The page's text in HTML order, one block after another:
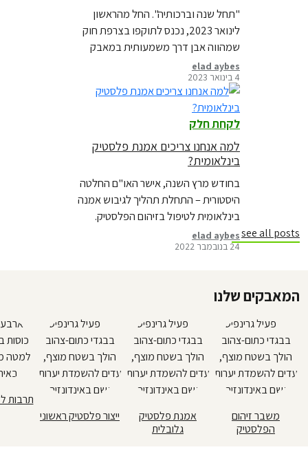
"תחל שנה וברכותיה". החל מהראשון
לינואר 2023, נכנס לתוקפו בצרפת חוק
שמהווה אבן דרך משמעותית במאבק
הגלובלי נגד זיהום פלסטיק.החוק הזה
מתווסף לשורה ארוכה של חוקים
שמבקשים להילחם בזיהום הפלסטיק בכל
רחבי העולם
elad aybes
4 בינואר 2023
לקחת חלק
למה אנחנו צריכים אמנת פלסטיק
בינלאומית?
בחודש מרץ השנה, אישר האו"ם החלטה
היסטורית – התחלת תהליך לגיבוש אמנה
בינלאומית לטיפול בזיהום הפלסטיק.
הפגישה הראשונה לקידום האמנה תערך
בקרוב. מה צפוי להיות בה? כיצד תהפוך
elad aybes
24 בנובמבר 2022
see all posts
המאבקים שלנו
משבר זיהום
הפלסטיק
אמנת פלסטיק
גלובלית
ייצור פלסטיק ראשוני
תרבות